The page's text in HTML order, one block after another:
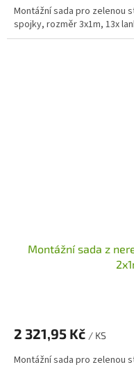
Montážní sada pro zelenou
spojky, rozměr 3x1m, 13x
Montážní sada z
2 321,95 Kč / KS
Montážní sada pro zelenou